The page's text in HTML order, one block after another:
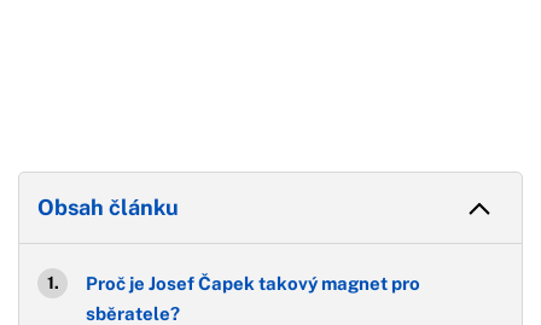
Obsah článku
Proč je Josef Čapek takový magnet pro
sběratele?